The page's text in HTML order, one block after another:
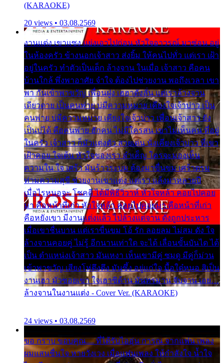
(KARAOKE)
20 views • 03.08.2569
งานแต่ง เขาแซง แย่งเอาไปก่อน หัวใจอาวรณ์ มาซ่อน อยู่
ในห้องครัว ข้างนอกเจ้าสาว ส่งยิ้ม ให้คนไปทั่ว แต่เรา เฝ้า
อยู่ในครัว ทำตัวเป็นเด็ก ล้างจาน ในเมื่อ เจ้าสาว คือคน
บ้านใกล้ พึ่งพาอาศัย จำใจ ต้องไปช่วยงาน พอถึงเวลา เขา
พา กันเข้าพาขวัญ เพื่อนฝูง เฮฮาดังลั่น แต่เราล้างจาน
เดียวดาย เป็นคนพ่าย บ่มีความหมาย เคียงใจเจ้าบ่าว เป็น
คนพ่าย บ่มีความหมาย เคียงใจเจ้าบ่าว เพื่อนเจ้าสาว ยัง
เป็นบ่ได้ คือคนพ่าย ฮักคน ไม่มีใครสน เขาไม่เห็นคน ที่อยู่
ในครัว เจ้าสาว ก็มัวแต่งตัว สวยเด่น นั่งเคียงเจ้าบ่าว ที่เขา
เฝ้าคอย ใจเต้น หัวใจของเรา ลำเค็ญ ใครจะมองเห็น
ความใน ใจ เศร้า มันร้าวระบม ต้องมาขื่นขม เศร้าตรม
ท่ามความสุขี ช่วยงานเขาแต่ง แต่เรา แล้งมาหลายปี
เมื่อไรหนอจะ โชคดี ได้มีพิธีวิวาห์ หัวใจหล้า คอยไปคอย
มา คือหน้าที่เก่า หัวใจหล้า คอยไปคอยมา คือหน้าที่เก่า
คือหยังเขา มีงานแต่งแล้ว ไปล้างแต่จาน ดั่งถูกประหาร
เมื่อเขาชื่นบาน แต่เราขื่นขม โอ้ รัก ลอยลม ไม่สม ดัง ใจ
ล้างจานคอยคู่ ไม่รู้ อีกนานเท่าใด จะได้ เลื่อนขั้นบันได ได้
เป็น ตำแหน่งเจ้าสาว มันเหงา เห็นเขามีคู่ ซมดู มีคู่ก็ม่วน
เข้าพาขวัญ เสียงโห่ตึงตึง มันซึ้ง อยู่แก่ใจ มื้อใด๋หนอ สิเป็น
งานเฮา มัวซอยเขา ใจเฮาซิด้าน มันทรมาน จับจาน เอย…
ล้างจานในงานแต่ง - Cover Ver. (KARAOKE)
24 views • 03.08.2569
ขอ กราบ ขอบคุณ.... ที่ได้รับไออุ่น การุณ จากแฟน เพลง
ผมแสนชื่นใจ หายวังเวง เมื่อแฟนเพลง ให้กำลังใจ น้ำใจ